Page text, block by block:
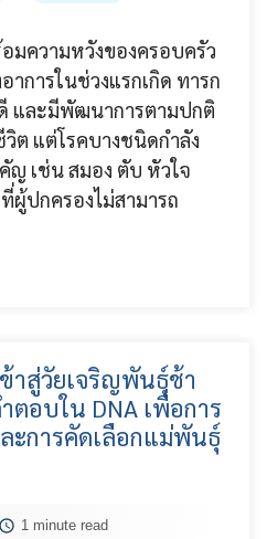
มความหวังของครอบครัว
การในช่วงแรกเกิด ทารก
และมีพัฒนาการตามปกติ
ต แต่โรคบางชนิดกำลัง
ญ เช่น สมอง ตับ หัวใจ
ผู้ปกครองไม่สามารถ
าสู่วัยเจริญพันธุ์ช้า
ตอบใน DNA เพื่อการ
ะการคัดเลือกแม่พันธุ์
1 minute read